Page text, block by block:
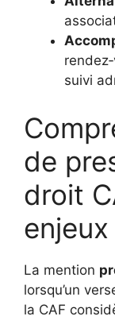
suivi
de
droit
enjeux
La mention
lorsqu’un
la CAF